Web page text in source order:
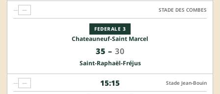
FEDERALE 3
Chateauneuf-Saint Marcel
35 – 30
Saint-Raphaël-Fréjus
— — STADE DES COMBES
15:15
— — Stade Jean-Bouin